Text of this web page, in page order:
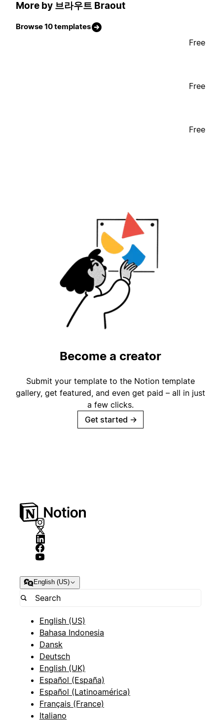
More by 브라우트 Braout
Browse 10 templates
Free
Free
Free
Become a creator
Submit your template to the Notion template
gallery, get featured, and even get paid – all in just
a few clicks.
Get started →
English (US)
English (US)
Bahasa Indonesia
Dansk
Deutsch
English (UK)
Español (España)
Español (Latinoamérica)
Français (France)
Italiano